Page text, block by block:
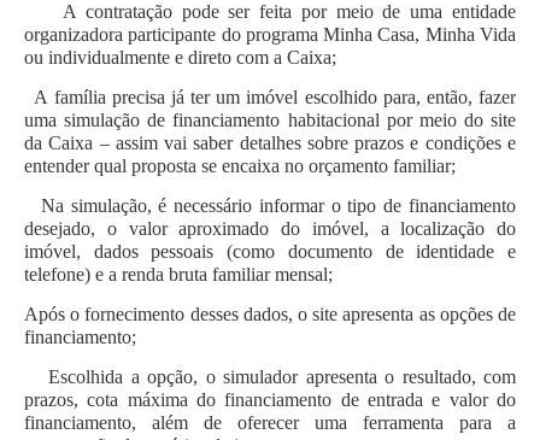
A contratação pode ser feita por meio de uma entidade
organizadora participante do programa Minha Casa, Minha Vida
ou individualmente e direto com a Caixa;
A família precisa já ter um imóvel escolhido para, então, fazer
uma simulação de financiamento habitacional por meio do site
da Caixa – assim vai saber detalhes sobre prazos e condições e
entender qual proposta se encaixa no orçamento familiar;
Na simulação, é necessário informar o tipo de financiamento
desejado, o valor aproximado do imóvel, a localização do
imóvel, dados pessoais (como documento de identidade e
telefone) e a renda bruta familiar mensal;
Após o fornecimento desses dados, o site apresenta as opções de
financiamento;
Escolhida a opção, o simulador apresenta o resultado, com
prazos, cota máxima do financiamento de entrada e valor do
financiamento, além de oferecer uma ferramenta para a